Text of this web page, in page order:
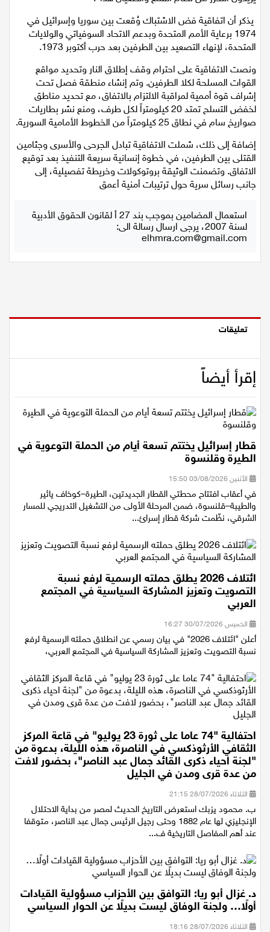
جمال وازياء
تكنولوجيا
فن
ستوديو انتخابات 2022
يذكر أن اتفاقية فض الاشتباك وُقعت بين سوريا وإسرائيل في
1974 برعاية الأمم المتحدة وبدعم الاتحاد السوفياتي والولايات
ونصت الاتفاقية على احترام وقف إطلاق النار وتحديد مواقع
القوات المسلحة لكلا الطرفين. وتم إنشاء منطقة فصل تحت
إشراف قوة أممية لمراقبة الالتزام بالاتفاق، مع تحديد مناطق
لخفض التسلح تمتد 20 كيلومتراً لكل طرف، ومنع نشر بطاريات
إضافة إلى ذلك، شملت الاتفاقية تبادل الجرحى والأسرى وجثامين
القتلى بين الطرفين، في خطوة إنسانية سريعة التنفيذ بعد توقيع
الاتفاق. وتضمنت الوثيقة بروتوكولات وخريطة تفصيلية، إلى
استعمال المضامين بموجب بند 27 أ لقانون الحقوق الأدبية
لسنة 2007، يرجى ارسال رسالة الى:
إقرأ أيضاً
قطار إسرائيل يختتم تسعة أيام من الحملة التوعوية في
الطيرة وقلنسوة
الأثنين 03/08/2026 15:50
في أعقاب افتتاح محطتي القطار الجديدتين، الطيرة–كوخاف يائير
والطيبة–قلنسوة، ضمن المرحلة الأولى من التشغيل التدريجي للمسار
ائتلاف 2026 يطلق حملته الرسمية لرفع نسبة
التصويت وتعزيز المشاركة السياسية في المجتمع
العربي
الخميس 30/07/2026 16:27
أعلن "ائتلاف 2026" في بيان رسمي عن انطلاق حملته الرسمية لرفع
احتفالية "74 عاما على ثورة 23 يوليو" في قاعة المركز
الثقافي الأرثوذكسي في الناصرة، هذه الليلة، بدعوة من
"لجنة احياء ذكرى القائد جمال عبد الناصر"، بحضور لافت
من عدة قرى ومدن في الجليل
الثلاثاء 28/07/2026 21:15
ب. محمود يزبك استعرض التاريخ الحديث لمصر من بداية الاحتلال
الإنجليزي لها عام 1882 وحتى رجيل الرئيس جمال عبد الناصر، متوقفا
د. غزال أبو ريا: التوافق بين الأحزاب مسؤولية القيادات
أولًا… ولجنة الوفاق ليست بديلًا عن الحوار السياسي